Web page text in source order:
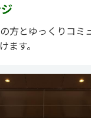
方とゆっくりコミ
ます。